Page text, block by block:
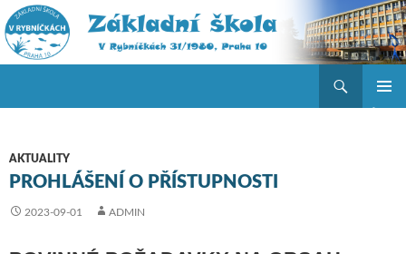
AKTUALITY
PROHLÁŠENÍ O PŘÍSTUPNOSTI
2023-09-01 ADMIN